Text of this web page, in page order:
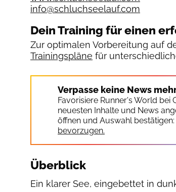
info@schluchseelauf.com
Dein Training für einen
Zur optimalen Vorbereitung auf
Trainingspläne für
Verpasse keine News
Favorisiere Runner's World
neuesten Inhalte und News
öffnen und Auswahl bestätigen:
bevorzugen.
Überblick
Ein klarer See, eingebettet in